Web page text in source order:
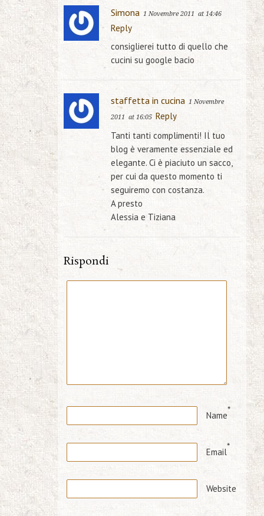
Simona 1 Novembre 2011 at 14:46
Reply
consiglierei tutto di quello che
cucini su google bacio
staffetta in cucina 1 Novembre
2011 at 16:05 Reply
Tanti tanti complimenti! Il tuo
blog è veramente essenziale ed
elegante. Ci è piaciuto un sacco,
per cui da questo momento ti
seguiremo con costanza.
A presto
Alessia e Tiziana
Rispondi
Name*
Email*
Website